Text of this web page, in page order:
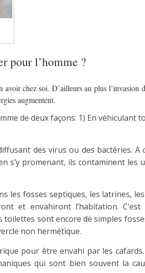
pour l’homme ?
chez soi. D’ailleurs au plus l’invasion
augmentent.
de deux façons: 1) En véhiculant
des virus ou des bactéries. A
s’y promenant, ils contaminent les
les fosses septiques, les latrines, les
et envahiront l’habitation.
toilettes sont encore de simples
non hermétique.
pour être envahi par les
qui sont bien souvent la